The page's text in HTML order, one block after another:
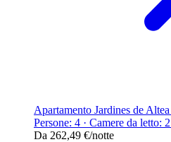
Apartamento Jardines de
Persone: 4 · Camere da letto:
Da 262,49 €/notte